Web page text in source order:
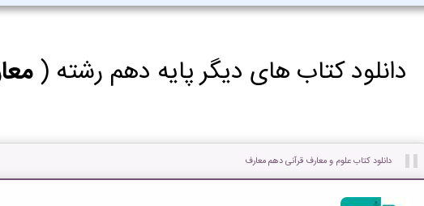
دانلود کتاب های دیگر پایه دهم رشته (
دانلود کتاب علوم و معارف قرآنی دهم معارف